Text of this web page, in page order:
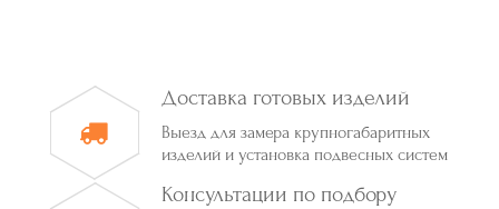
Доставка готовых изделий
Выезд для замера крупногабаритных
изделий и установка подвесных систем
Консультации по подбору